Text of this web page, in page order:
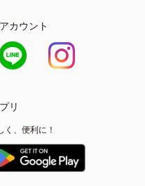
カウント
リ
く、便利に！